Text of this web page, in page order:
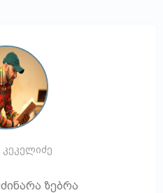
ზებრა